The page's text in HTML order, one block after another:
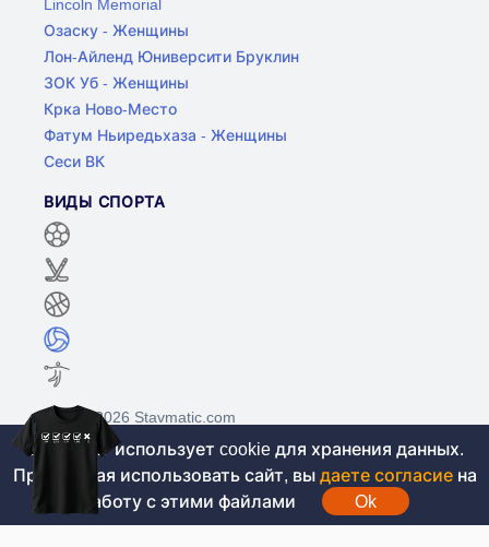
Lincoln Memorial
Озаску - Женщины
Лон-Айленд Юниверсити Бруклин
ЗОК Уб - Женщины
Крка Ново-Место
Фатум Ньиредьхаза - Женщины
Сеси ВК
ВИДЫ СПОРТА
©2017-2026 Stavmatic.com
Для лиц старше 18 лет. На сайте не
проводятся игры на денежные средства, вся
Этот сайт использует cookie для хранения данных.
Продолжая использовать сайт, вы даете согласие на
работу с этими файлами
Ok